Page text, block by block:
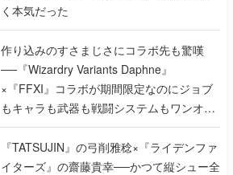
く本気だった
作り込みのすさまじさにコラボ先も驚嘆
──『Wizardry Variants Daphne』
×『FFXI』コラボが期間限定なのにジョブ
もキャラも武器も戦闘システムもワンオフ
で作り込まれた理由を両ディレクターに聞
く
『TATSUJIN』の弓削雅稔×『ライデンファ
イターズ』の齋藤貴幸──かつて縦シュー全